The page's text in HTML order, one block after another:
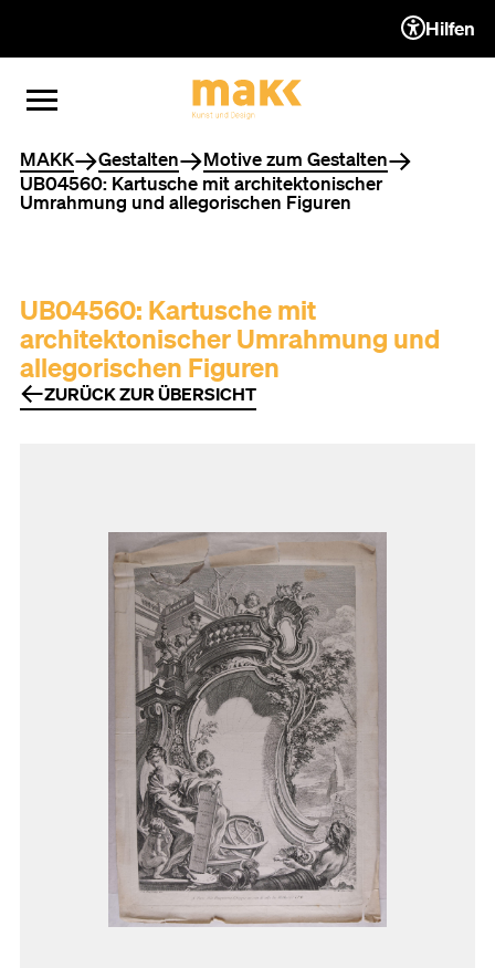
ZUM INHALT (ACCESSKEY 1)
ZUR NAVIGATION
ZUM FOOTER (ACCESSKEY 3)
MENÜ ÖFFNEN
MENÜ SCHLIESSEN
Hilfen
Sie befinden sich hier
MAKK Gestalten
Motive zum Gestalten
UB04560: Kartusche mit architektonischer
Umrahmung und allegorischen Figuren
UB04560: Kartusche mit
architektonischer Umrahmung und
allegorischen Figuren
ZURÜCK ZUR ÜBERSICHT